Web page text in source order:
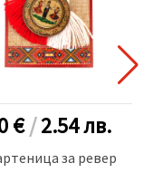
€/2.54лв.
за ревер